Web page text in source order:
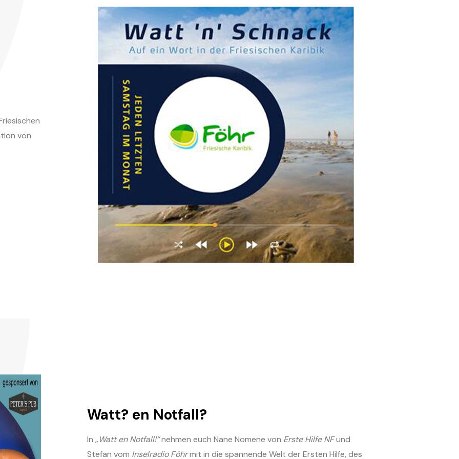
von
Watt? en Notfall?
In „Watt en Notfall!“nehmen euch Nane Nomene von Erste Hilfe NFund
Stefan vom Inselradio Föhrmit in die spannende Welt der Ersten Hilfe, des